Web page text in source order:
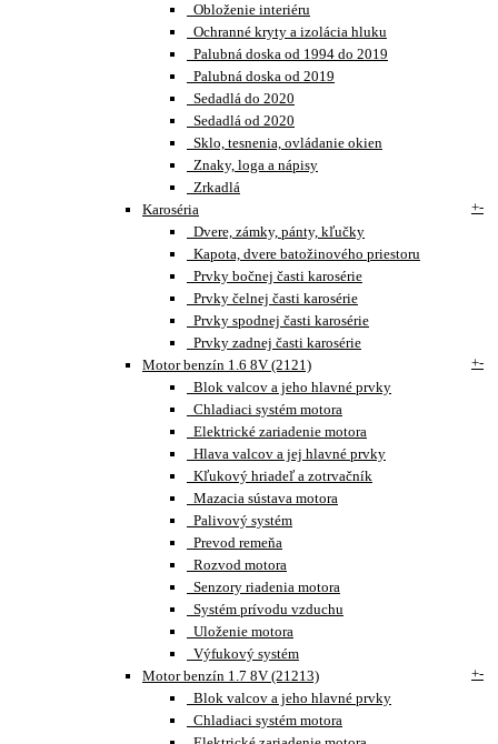
Obloženie interiéru
Ochranné kryty a izolácia hluku
Palubná doska od 1994 do 2019
Palubná doska od 2019
Sedadlá do 2020
Sedadlá od 2020
Sklo, tesnenia, ovládanie okien
Znaky, loga a nápisy
Zrkadlá
Karoséria
+-
Dvere, zámky, pánty, kľučky
Kapota, dvere batožinového priestoru
Prvky bočnej časti karosérie
Prvky čelnej časti karosérie
Prvky spodnej časti karosérie
Prvky zadnej časti karosérie
Motor benzín 1.6 8V (2121)
+-
Blok valcov a jeho hlavné prvky
Chladiaci systém motora
Elektrické zariadenie motora
Hlava valcov a jej hlavné prvky
Kľukový hriadeľ a zotrvačník
Mazacia sústava motora
Palivový systém
Prevod remeňa
Rozvod motora
Senzory riadenia motora
Systém prívodu vzduchu
Uloženie motora
Výfukový systém
Motor benzín 1.7 8V (21213)
+-
Blok valcov a jeho hlavné prvky
Chladiaci systém motora